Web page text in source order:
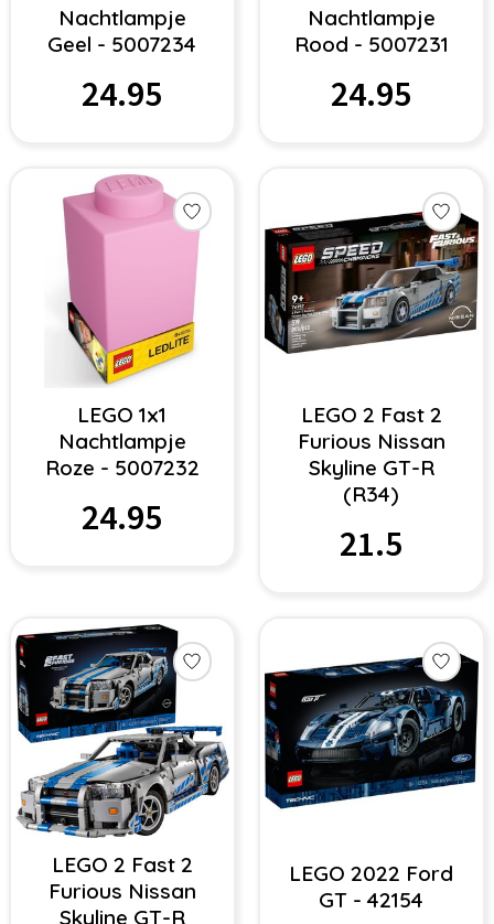
Nachtlampje
Geel - 5007234
24.95
Nachtlampje
Rood - 5007231
24.95
LEGO 1x1
Nachtlampje
Roze - 5007232
24.95
LEGO 2 Fast 2
Furious Nissan
Skyline GT-R
(R34)
21.5
LEGO 2 Fast 2
Furious Nissan
Skyline GT-R
LEGO 2022 Ford
GT - 42154